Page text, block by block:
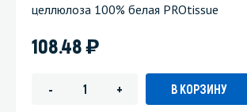
целлюлоза 100% белая PROtissue
108.48)
- + В КОРЗИНУ